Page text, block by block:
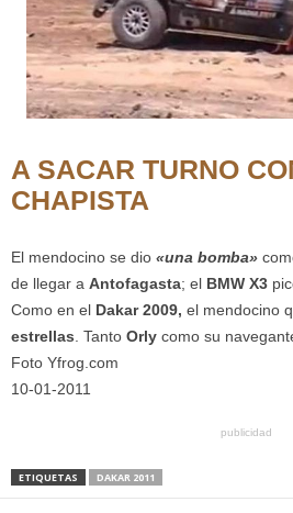
A SACAR TURNO
CHAPISTA
El mendocino se dio «una bomba»
de llegar a Antofagasta; el BMW X3
Como en el Dakar 2009, el mendocino
estrellas . Tanto Orly como su
Foto Yfrog.com
10-01-2011
publicidad
ETIQUETAS DAKAR 2011